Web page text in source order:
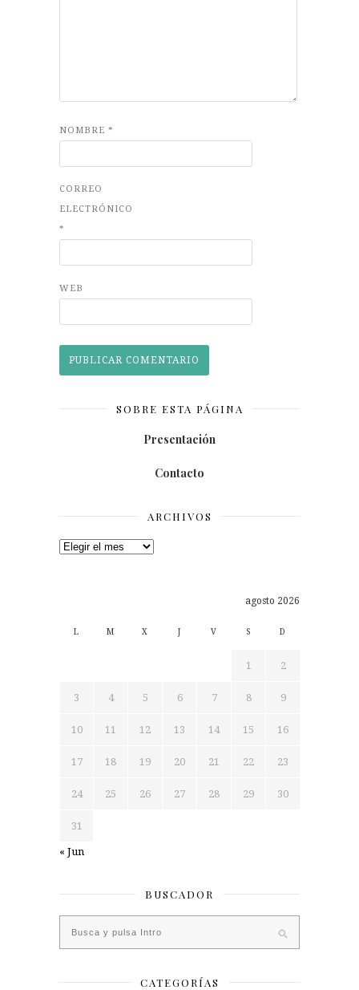
NOMBRE *
CORREO
ELECTRÓNICO
*
WEB
SOBRE ESTA PÁGINA
Presentación
Contacto
ARCHIVOS
Archivos
agosto 2026
L M X J V S D
1 2
3 4 5 6 7 8 9
10 11 12 13 14 15 16
17 18 19 20 21 22 23
24 25 26 27 28 29 30
31
« Jun
BUSCADOR
CATEGORÍAS